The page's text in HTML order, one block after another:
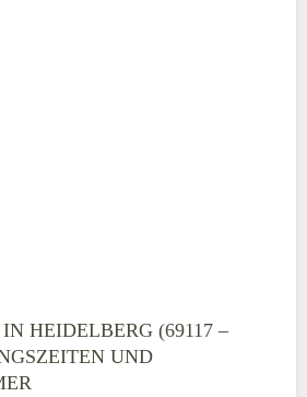
HEIDELBERG (69117 –
UND